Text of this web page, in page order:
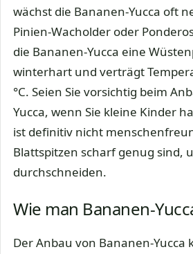
wächst die Bananen-Yucca oft
Pinien-Wacholder oder
die Bananen-Yucca eine
winterhart und verträgt
°C. Seien Sie vorsichtig beim
Yucca, wenn Sie kleine Kinder
ist definitiv nicht
Blattspitzen scharf genug sind,
durchschneiden.
Wie man Bananen-
Der Anbau von Bananen-Yucca